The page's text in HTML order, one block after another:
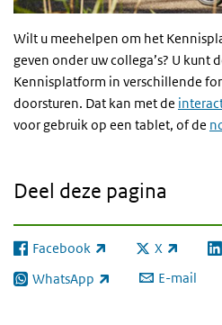
Wilt u meehelpen om het
geven onder uw collega’s? U kunt
Kennisplatform in verschillende
doorsturen. Dat kan met de
voor gebruik op een tablet, of de
Deel deze pagina
Facebook
(externe link) X
(externe link)
WhatsApp
(externe link) E-mail